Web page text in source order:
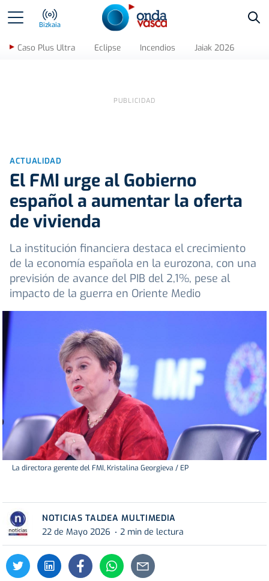
Bizkaia
Caso Plus Ultra Eclipse Incendios Jaiak 2026
ACTUALIDAD
El FMI urge al Gobierno
español a aumentar la oferta
de vivienda
La institución financiera destaca el crecimiento
de la economía española en la eurozona, con una
previsión de avance del PIB del 2,1%, pese al
impacto de la guerra en Oriente Medio
La directora gerente del FMI, Kristalina Georgieva / EP
NOTICIAS TALDEA MULTIMEDIA
22 de Mayo 2026
2 min de lectura